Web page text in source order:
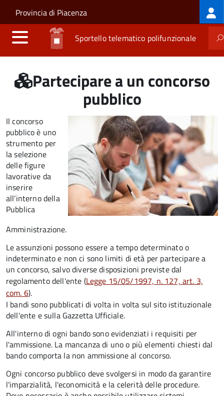
Salta al contenuto principale
Skip to site navigation
Provincia di Piacenza
Sportello telematico polifunzionale
Partecipare a un concorso
pubblico
Il concorso
pubblico è uno
strumento per
la selezione
delle figure
lavorative da
inserire
all’interno della
Pubblica
Amministrazione.
Le assunzioni possono essere a tempo determinato o
indeterminato e non ci sono limiti di età per partecipare a
un concorso, salvo diverse disposizioni previste dal
regolamento dell'ente (Legge 15/05/1997, n. 127, art. 3,
com. 6).
I bandi sono pubblicati di volta in volta sul sito istituzionale
dell'ente e sulla Gazzetta Ufficiale.
All'interno di ogni bando sono evidenziati i requisiti per
l'ammissione. La mancanza di uno o più elementi chiesti dal
bando comporta la non ammissione al concorso.
Ogni concorso pubblico deve svolgersi in modo da garantire
l'imparzialità, l'economicità e la celerità delle procedure.